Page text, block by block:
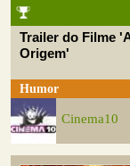
Trailer do Filme
Origem'
Humor
Cinema10